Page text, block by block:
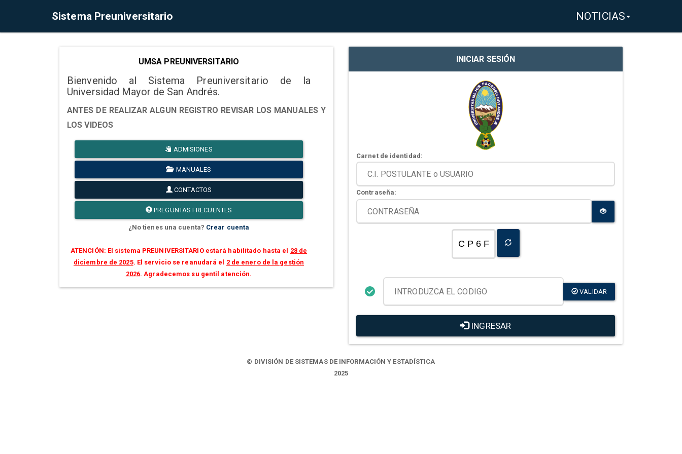
Sistema Preuniversitario NOTICIAS
UMSA PREUNIVERSITARIO
Bienvenido al Sistema Preuniversitario de la
Universidad Mayor de San Andrés.
ANTES DE REALIZAR ALGUN REGISTRO REVISAR LOS MANUALES Y
LOS VIDEOS
ADMISIONES
MANUALES
CONTACTOS
PREGUNTAS FRECUENTES
¿No tienes una cuenta? Crear cuenta
ATENCIÓN: El sistema PREUNIVERSITARIO estará habilitado hasta el 28 de
diciembre de 2025. El servicio se reanudará el 2 de enero de la gestión
2026. Agradecemos su gentil atención.
INICIAR SESIÓN
Carnet de identidad:
Contraseña:
C P 6 F
VALIDAR
INGRESAR
© DIVISIÓN DE SISTEMAS DE INFORMACIÓN Y ESTADÍSTICA
2025